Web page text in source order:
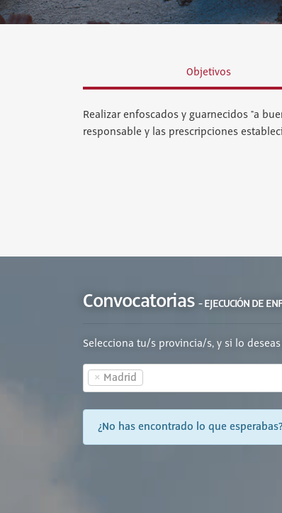
Objetivos
Realizar enfoscados y guarnecidos "a
responsable y las prescripciones
Convocatorias - EJECUCIÓN DE
Selecciona tu/s provincia/s, y si lo
× Madrid
¿No has encontrado lo que